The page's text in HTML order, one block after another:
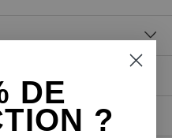
DE
?